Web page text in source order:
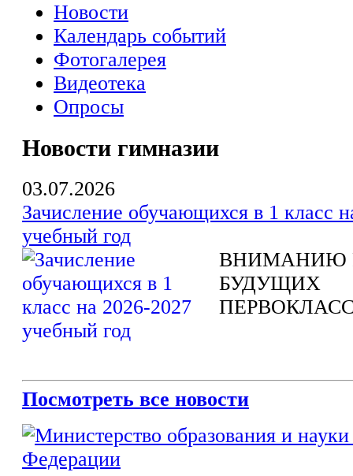
Новости
Календарь событий
Фотогалерея
Видеотека
Опросы
Новости гимназии
03.07.2026
Зачисление обучающихся в 1 класс
учебный год
ВНИМАНИЮ
БУДУЩИХ
Посмотреть все новости